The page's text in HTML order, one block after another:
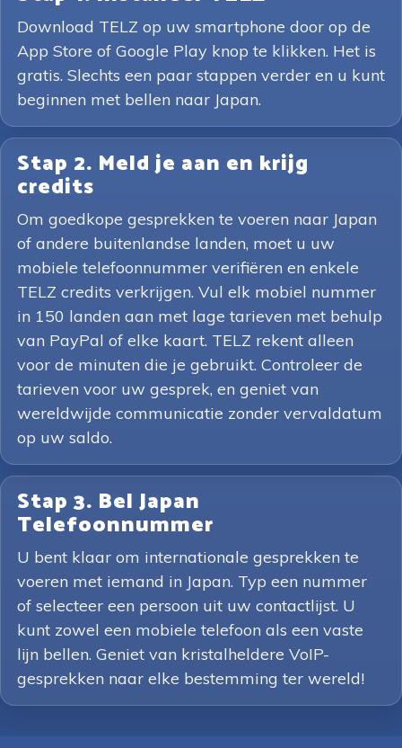
Download TELZ op uw smartphone door op de
App Store of Google Play knop te klikken. Het is
gratis. Slechts een paar stappen verder en u kunt
beginnen met bellen naar Japan.
Stap 2. Meld je aan en krijg
credits
Om goedkope gesprekken te voeren naar Japan
of andere buitenlandse landen, moet u uw
mobiele telefoonnummer verifiëren en enkele
TELZ credits verkrijgen. Vul elk mobiel nummer
in 150 landen aan met lage tarieven met behulp
van PayPal of elke kaart. TELZ rekent alleen
voor de minuten die je gebruikt. Controleer de
tarieven voor uw gesprek, en geniet van
wereldwijde communicatie zonder vervaldatum
op uw saldo.
Stap 3. Bel Japan
Telefoonnummer
U bent klaar om internationale gesprekken te
voeren met iemand in Japan. Typ een nummer
of selecteer een persoon uit uw contactlijst. U
kunt zowel een mobiele telefoon als een vaste
lijn bellen. Geniet van kristalheldere VoIP-
gesprekken naar elke bestemming ter wereld!